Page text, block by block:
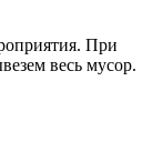
При
весь мусор.